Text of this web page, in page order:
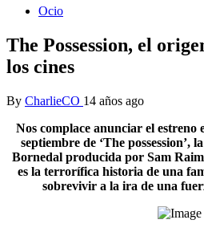
Ocio
The Possession, el
los cines
By CharlieCO 14 años ago
Nos complace anunciar el estreno
septiembre de ‘The possession’,
Bornedal producida por Sam
es la terrorífica historia de una
sobrevivir a la ira de una